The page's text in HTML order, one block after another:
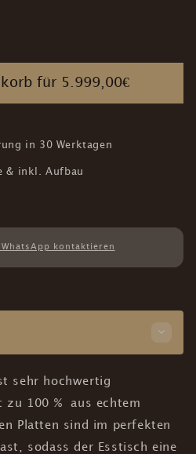
für 5.999,00€
in 30 Werktagen
& inkl. Aufbau
WhatsApp kontaktieren
sehr hochwertig
zu 100 % aus echtem
Platten sind im perfekten
sodass der Esstisch eine